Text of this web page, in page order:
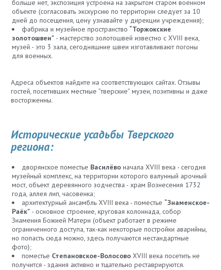
больше нет, экспозиция устроена на закрытом старом военном
объекте (согласовать экскурсию по территории следует за 10
дней до посещения, цену узнавайте у дирекции учреждения);
фабрика и музейное пространство “Торжокские
золотошвеи” - мастерство золотошвей известно с XVIII века,
музей - это 3 зала, сегодняшние швеи изготавливают погоны
для военных.
Адреса объектов найдите на соответствующих сайтах. Отзывы
гостей, посетивших местные “тверские” музеи, позитивны и даже
восторженны.
Исторические усадьбы Тверского
региона:
дворянское поместье Василёво начала XVIII века - сегодня
музейный комплекс, на территории которого валунный арочный
мост, объект деревянного зодчества - храм Вознесения 1732
года, аллея лип, часовенка;
архитектурный ансамбль XVIII века - поместье “Знаменское-
Раёк” - основное строение, круговая колоннада, собор
Знамения Божией Матери (объект работает в режиме
ограниченного доступа, так-как некоторые постройки аварийны,
но попасть сюда можно, здесь получаются нестандартные
фото);
поместье Степановское-ВолосовоXVIII века посетить не
получится - здания активно и тщательно реставрируются.